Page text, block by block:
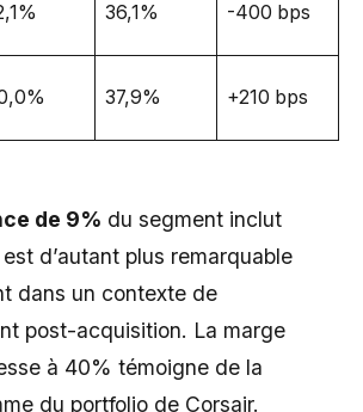
36,1% -400 bps
37,9% +210 bps
de 9% du segment inclut
d’autant plus remarquable
dans un contexte de
post-acquisition. La marge
à 40% témoigne de la
du portfolio de Corsair.